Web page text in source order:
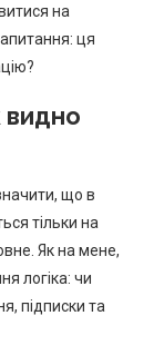
на
ця
видно
що в
тільки на
Як на мене,
логіка: чи
підписки та